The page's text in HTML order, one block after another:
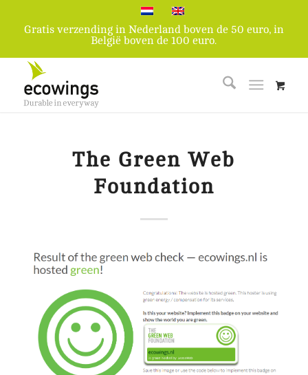
Gratis verzending in Nederland boven de 50 euro, in
België boven de 100 euro.
The Green Web
Foundation